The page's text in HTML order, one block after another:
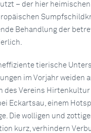
– der hier
Behandlung der
tierische
im Vorjahr weiden
des Vereins Hirtenkultur
Eckartsau, einem
Die wolligen und
kurz, verhindern